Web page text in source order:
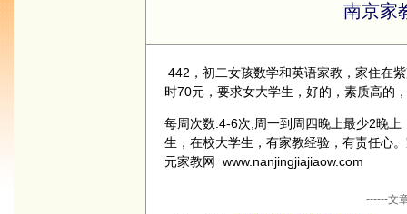
南京家
442，初二女孩数学和英语家教，家住在
时70元，要求女大学生，好的，素质高的
每周次数:4-6次;周一到周四晚上最少2晚
生，在校大学生，有家教经验，有责任心
元家教网 www.nanjingjiajiaow.com
------文